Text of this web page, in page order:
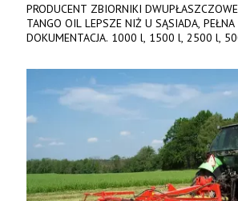
PRODUCENT ZBIORNIKI
TANGO OIL LEPSZE NIŻ U SĄSIADA, PEŁNA
DOKUMENTACJA. 1000 l, 1500 l, 2500 l,
842 737, www.tango-oil.pl